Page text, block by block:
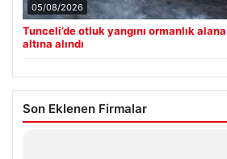
05/08/2026
Tunceli’de otluk yangını ormanlık
altına alındı
Son Eklenen Firmalar